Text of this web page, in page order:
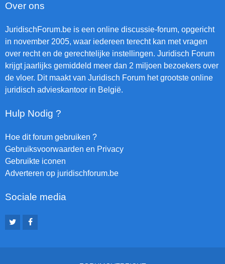
Over ons
JuridischForum.be is een online discussie-forum, opgericht
in november 2005, waar iedereen terecht kan met vragen
over recht en de gerechtelijke instellingen. Juridisch Forum
krijgt jaarlijks gemiddeld meer dan 2 miljoen bezoekers over
de vloer. Dit maakt van Juridisch Forum het grootste online
juridisch advieskantoor in België.
Hulp Nodig ?
Hoe dit forum gebruiken ?
Gebruiksvoorwaarden en Privacy
Gebruikte iconen
Adverteren op juridischforum.be
Sociale media